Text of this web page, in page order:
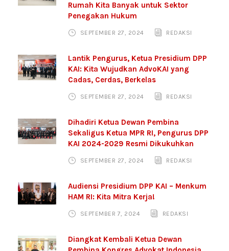
Rumah Kita Banyak untuk Sektor
Penegakan Hukum
SEPTEMBER 27, 2024 REDAKSI
Lantik Pengurus, Ketua Presidium DPP
KAI: Kita Wujudkan AdvoKAI yang
Cadas, Cerdas, Berkelas
SEPTEMBER 27, 2024 REDAKSI
Dihadiri Ketua Dewan Pembina
Sekaligus Ketua MPR RI, Pengurus DPP
KAI 2024-2029 Resmi Dikukuhkan
SEPTEMBER 27, 2024 REDAKSI
Audiensi Presidium DPP KAI – Menkum
HAM RI: Kita Mitra Kerja!
SEPTEMBER 7, 2024 REDAKSI
Diangkat Kembali Ketua Dewan